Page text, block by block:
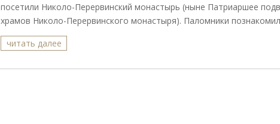
посетили Николо-Перервинский монастырь (ныне Патриаршее
храмов Николо-Перервинского монастыря). Паломники
читать далее